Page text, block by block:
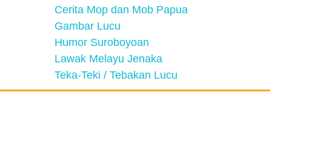
Cerita Mop dan Mob Papua
Gambar Lucu
Humor Suroboyoan
Lawak Melayu Jenaka
Teka-Teki / Tebakan Lucu